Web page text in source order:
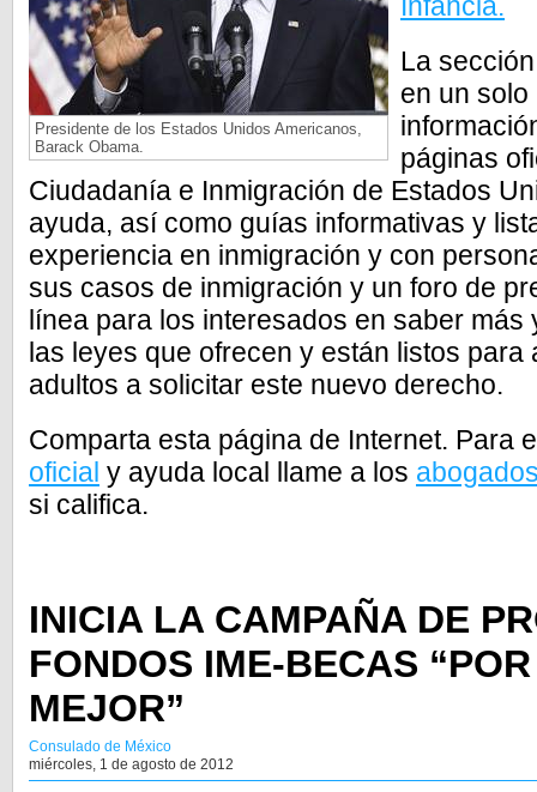
Presidente de los Estados Unidos Americanos,
Barack Obama.
La
en un
páginas
Ciudadanía e Inmigración de Estados
ayuda, así como guías informativas y
experiencia en inmigración y con
sus casos de inmigración y un foro de
línea para los interesados en saber
las leyes que ofrecen y están listos para
adultos a solicitar este nuevo derecho.
Comparta esta página de Internet. Para
oficial y ayuda local llame a los
si califica.
INICIA LA CAMPAÑA DE
FONDOS IME-BECAS
MEJOR”
Consulado de México
miércoles, 1 de agosto de 2012